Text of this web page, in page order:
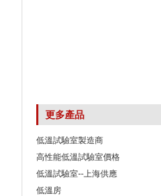
更多產品
低溫試驗室製造商
高性能低溫試驗室價格
低溫試驗室--上海供應
低溫房